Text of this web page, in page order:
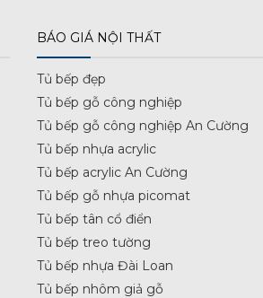
BÁO GIÁ NỘI THẤT
Tủ bếp đẹp
Tủ bếp gỗ công nghiệp
Tủ bếp gỗ công nghiệp An Cường
Tủ bếp nhựa acrylic
Tủ bếp acrylic An Cường
Tủ bếp gỗ nhựa picomat
Tủ bếp tân cổ điển
Tủ bếp treo tường
Tủ bếp nhựa Đài Loan
Tủ bếp nhôm giả gỗ